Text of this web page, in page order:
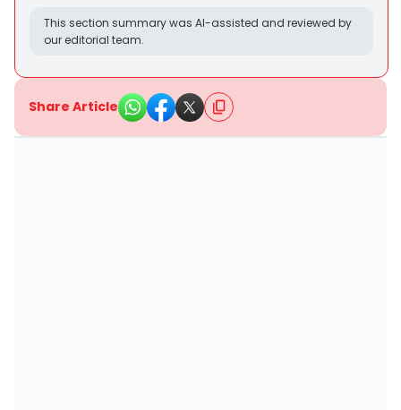
This section summary was AI-assisted and reviewed by
our editorial team.
Share Article